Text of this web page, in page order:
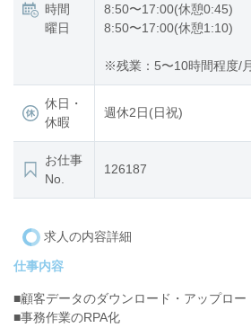
時間
曜日
8:50〜17:00(休憩0:45)
8:50〜17:00(休憩1:10)
※残業：5〜10時間程度/月
休日・
休暇
週休2日(日祝)
お仕事
No.
126187
求人の内容詳細
仕事内容
■顧客データのダウンロード・アップロー
■事務作業のRPA化